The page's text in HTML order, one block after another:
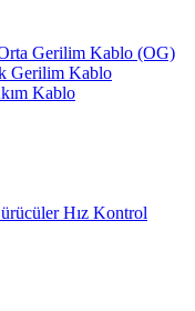
Gerilim Kablo (OG)
Gerilim Kablo
Kablo
Hız Kontrol